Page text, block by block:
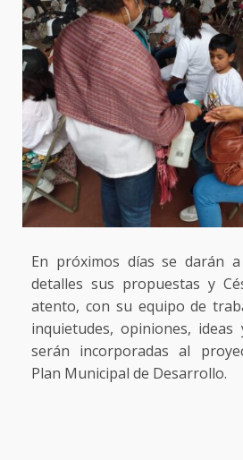
En próximos días se darán
detalles sus propuestas y
atento, con su equipo de
inquietudes, opiniones,
serán incorporadas al
Plan Municipal de Desarrollo.